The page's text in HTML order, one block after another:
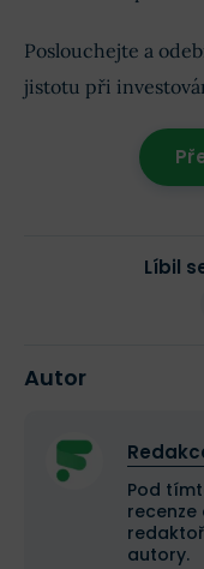
Poslouchejte a
jistotu při
Líbil
Autor
Pod
recenze
autory.